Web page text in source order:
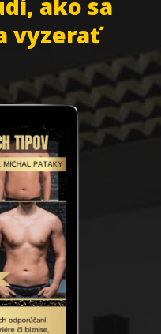
ako sa
vyzerať